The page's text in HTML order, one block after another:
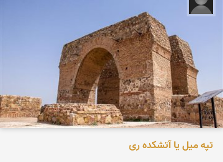
تپه میل یا آتشکده ری